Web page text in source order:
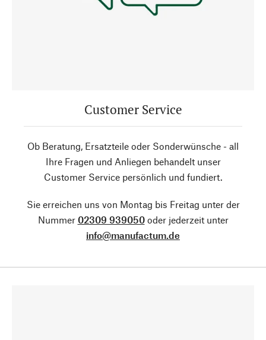
Customer Service
Ob Beratung, Ersatzteile oder Sonderwünsche - all
Ihre Fragen und Anliegen behandelt unser
Customer Service persönlich und fundiert.
Sie erreichen uns von Montag bis Freitag unter der
Nummer 02309 939050oder jederzeit unter
info@manufactum.de